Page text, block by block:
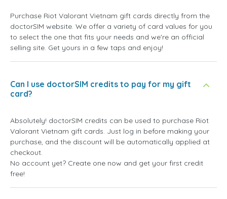
Purchase Riot Valorant Vietnam gift cards directly from the
doctorSIM website. We offer a variety of card values for you
to select the one that fits your needs and we're an official
selling site. Get yours in a few taps and enjoy!
Can I use doctorSIM credits to pay for my gift
card?
Absolutely! doctorSIM credits can be used to purchase Riot
Valorant Vietnam gift cards. Just log in before making your
purchase, and the discount will be automatically applied at
checkout.
No account yet? Create one now and get your first credit
free!